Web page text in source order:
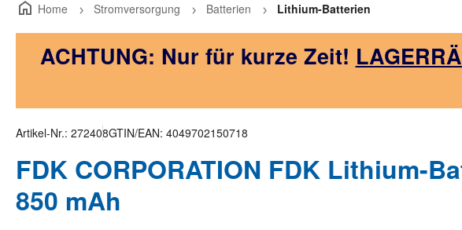
Home Stromversorgung Batterien Lithium-Batterien
ACHTUNG: Nur für kurze Zeit!
Artikel-Nr.: 272408GTIN/EAN: 4049702150718
FDK CORPORATION FDK Lithium-
850 mAh